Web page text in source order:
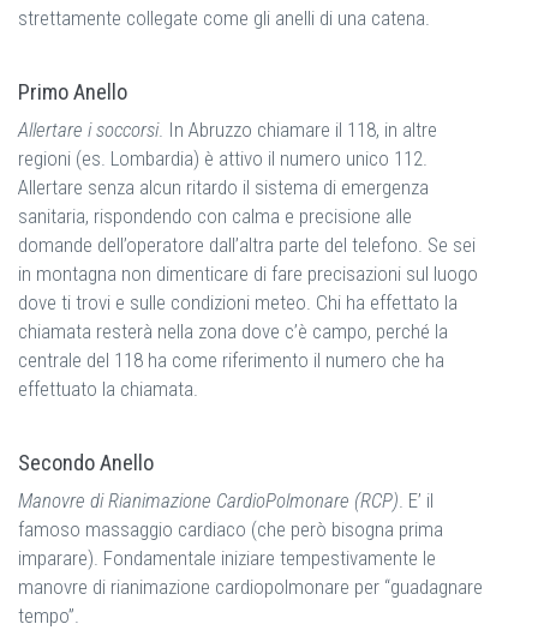
strettamente collegate come gli anelli di una catena.
Primo Anello
Allertare i soccorsi. In Abruzzo chiamare il 118, in altre
regioni (es. Lombardia) è attivo il numero unico 112.
Allertare senza alcun ritardo il sistema di emergenza
sanitaria, rispondendo con calma e precisione alle
domande dell’operatore dall’altra parte del telefono. Se sei
in montagna non dimenticare di fare precisazioni sul luogo
dove ti trovi e sulle condizioni meteo. Chi ha effettato la
chiamata resterà nella zona dove c’è campo, perché la
centrale del 118 ha come riferimento il numero che ha
effettuato la chiamata.
Secondo Anello
Manovre di Rianimazione CardioPolmonare (RCP) . E’ il
famoso massaggio cardiaco (che però bisogna prima
imparare). Fondamentale iniziare tempestivamente le
manovre di rianimazione cardiopolmonare per “guadagnare
tempo”.